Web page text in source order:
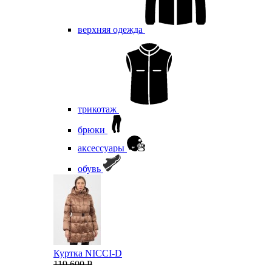
верхняя одежда
трикотаж
брюки
аксессуары
обувь
Куртка NICCI-D